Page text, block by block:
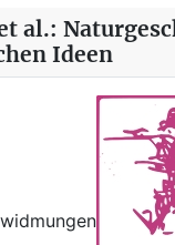
al.:
Ideen